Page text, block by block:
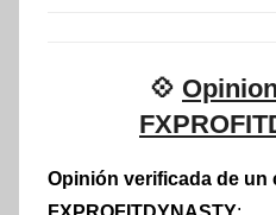
💠
Opinión verificada de un